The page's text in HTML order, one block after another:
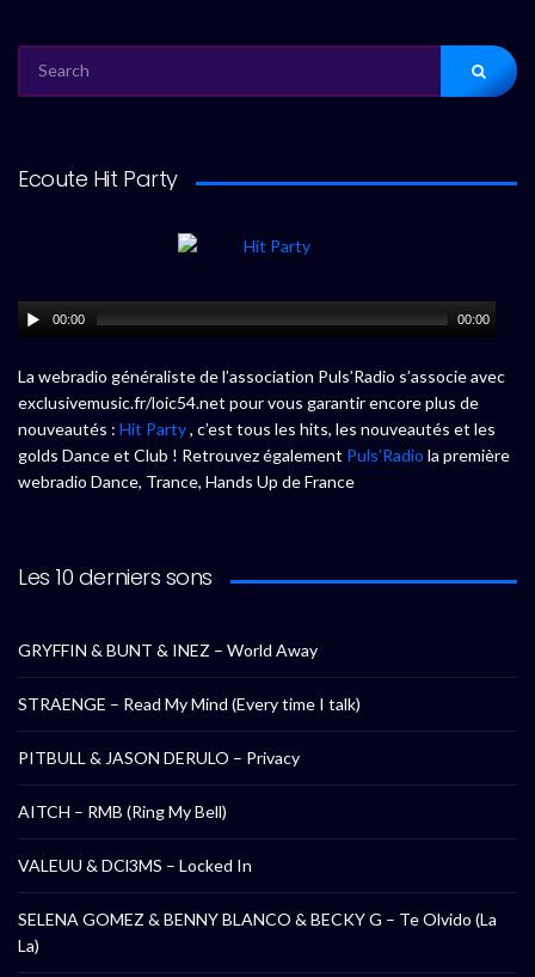
FOR:
Ecoute Hit Party
00:00 00:00
La webradio généraliste de l’association Puls’Radio s’associe avec
exclusivemusic.fr/loic54.net pour vous garantir encore plus de
nouveautés : Hit Party, c’est tous les hits, les nouveautés et les
golds Dance et Club ! Retrouvez également Puls’Radio la première
webradio Dance, Trance, Hands Up de France
Les 10 derniers sons
GRYFFIN & BUNT & INEZ – World Away
STRAENGE – Read My Mind (Every time I talk)
PITBULL & JASON DERULO – Privacy
AITCH – RMB (Ring My Bell)
VALEUU & DCl3MS – Locked In
SELENA GOMEZ & BENNY BLANCO & BECKY G – Te Olvido (La
La)